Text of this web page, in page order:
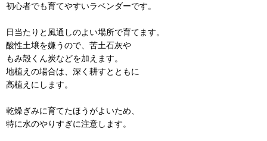
初心者でも育てやすいラベンダーです。
日当たりと風通しのよい場所で育てます。
酸性土壌を嫌うので、苦土石灰や
もみ殻くん炭などを加えます。
地植えの場合は、深く耕すとともに
高植えにします。
乾燥ぎみに育てたほうがよいため、
特に水のやりすぎに注意します。